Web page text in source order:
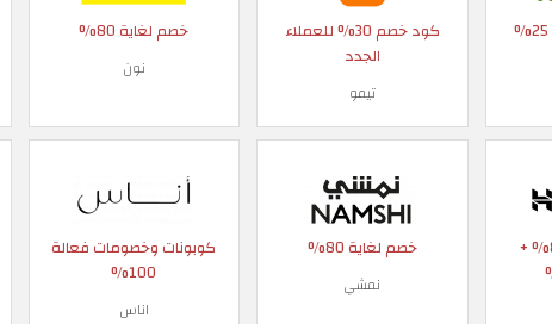
كود خصم 30% للعملاء
الجدد
تيمو
خصم لغاية 80%
نون
خصومات حتى 85% +
خصم لغاية 80%
نمشي
كوبونات وخصومات فعالة
100%
اناس